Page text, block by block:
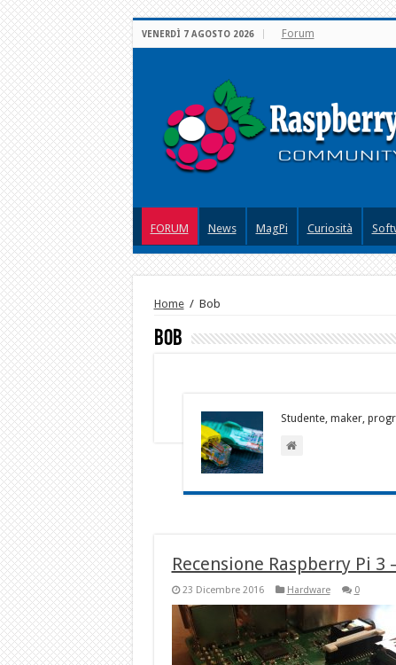
VENERDÌ 7 AGOSTO 2026 Forum
FORUM News MagPi Curiosità
Home / Bob
Bob
Studente, maker,
Recensione Raspberry Pi
23 Dicembre 2016 Hardware 0